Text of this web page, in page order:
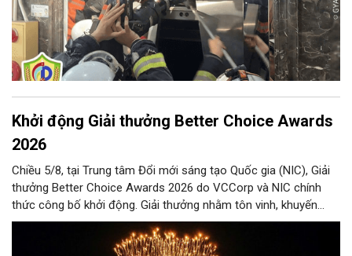
Khởi động Giải thưởng Better Choice Awards
2026
Chiều 5/8, tại Trung tâm Đổi mới sáng tạo Quốc gia (NIC), Giải
thưởng Better Choice Awards 2026 do VCCorp và NIC chính
thức công bố khởi động. Giải thưởng nhằm tôn vinh, khuyến
khích, cổ vũ những giá trị đổi mới, sáng tạo, áp dụng trong đời
sống thực, phục vụ người tiêu dùng.